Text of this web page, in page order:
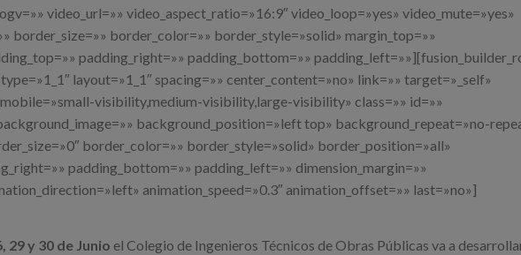
video_url=»» video_aspect_ratio=»16:9″ video_loop=»yes» video_mute=»yes»
border_size=»» border_color=»» border_style=»solid» margin_top=»»
padding_right=»» padding_bottom=»»
layout=»1_1″ spacing=»» center_content=»no» link=»» target=»_self»
visibility,medium-visibility,large-visibility» class=»» id=»»
background_position=»left top» background_repeat=»no-
border_color=»» border_style=»solid» border_position=»all»
padding_bottom=»» padding_left=»» dimension_margin=»»
animation_speed=»0.3″ animation_offset=»» last=»no»]
29 y 30 de Junio el Colegio de Ingenieros Técnicos de Obras Públicas va a